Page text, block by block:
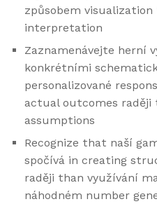
způsobem
interpretation
Zaznamenávejte herní
konkrétními
personalizované
actual outcomes raději
assumptions
Recognize that naší
spočívá in creating
raději than využívání
náhodném number